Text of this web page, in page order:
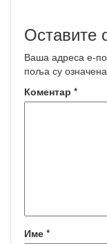
Оставите
Ваша адреса е-
поља су означена
Коментар *
Име *